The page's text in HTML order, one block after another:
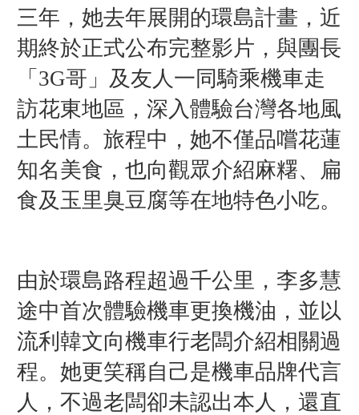
三年，她去年展開的環島計畫，近
期終於正式公布完整影片， 與團長
「3G哥」及友人一同騎乘機車走
訪花東地區，深入體驗台灣各地風
土民情。旅程中，她不僅品嚐花蓮
知名美食，也向觀眾介紹麻糬、扁
食及玉里臭豆腐等在地特色小吃。
由於環島路程超過千公里，李多慧
途中首次體驗機車更換機油，並以
流利韓文向機車行老闆介紹相關過
程。她更笑稱自己是機車品牌代言
人，不過老闆卻未認出本人，還直